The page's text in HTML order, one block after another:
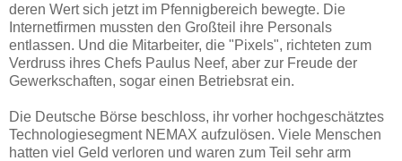
deren Wert sich jetzt im Pfennigbereich bewegte. Die
Internetfirmen mussten den Großteil ihre Personals
entlassen. Und die Mitarbeiter, die "Pixels", richteten zum
Verdruss ihres Chefs Paulus Neef, aber zur Freude der
Gewerkschaften, sogar einen Betriebsrat ein.
Die Deutsche Börse beschloss, ihr vorher hochgeschätztes
Technologiesegment NEMAX aufzulösen. Viele Menschen
hatten viel Geld verloren und waren zum Teil sehr arm